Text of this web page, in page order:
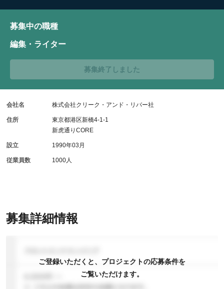
募集詳細情報
ご登録いただくと、プロジェクトの応募条件を
ご覧いただけます。
募集中の職種
編集・ライター
募集終了しました
会社名 株式会社クリーク・アンド・リバー社
住所
東京都港区新橋4-1-1
新虎通りCORE
設立 1990年03月
従業員数 1000人